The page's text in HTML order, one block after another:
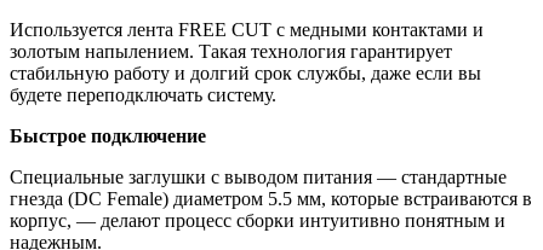
Используется лента FREE CUT с медными контактами и
золотым напылением. Такая технология гарантирует
стабильную работу и долгий срок службы, даже если вы
будете переподключать систему.
Быстрое подключение
Специальные заглушки с выводом питания — стандартные
гнезда (DC Female) диаметром 5.5 мм, которые встраиваются в
корпус, — делают процесс сборки интуитивно понятным и
надежным.